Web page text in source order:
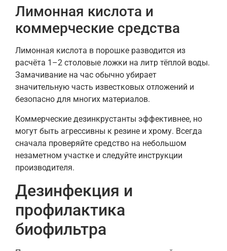
Лимонная кислота и
коммерческие средства
Лимонная кислота в порошке разводится из
расчёта 1–2 столовые ложки на литр тёплой воды.
Замачивание на час обычно убирает
значительную часть известковых отложений и
безопасно для многих материалов.
Коммерческие дезинкрустанты эффективнее, но
могут быть агрессивны к резине и хрому. Всегда
сначала проверяйте средство на небольшом
незаметном участке и следуйте инструкции
производителя.
Дезинфекция и
профилактика
биофильтра